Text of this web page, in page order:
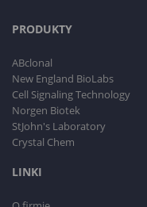
PRODUKTY
ABclonal
New England BioLabs
Cell Signaling Technology
Norgen Biotek
StJohn's Laboratory
Crystal Chem
LINKI